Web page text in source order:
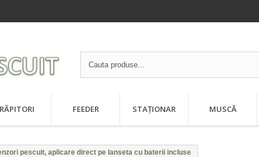
RĂPITORI FEEDER STAȚIONAR MUSCĂ
pescuit, aplicare direct pe lanseta cu baterii incluse